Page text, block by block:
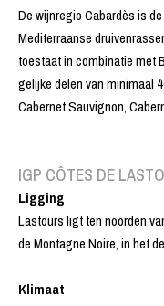
De wijnregio Cabardès is
Mediterraanse
toestaat in combinatie met
gelijke delen van minimaal
Cabernet Sauvignon,
IGP CÔTES DE
Ligging
Lastours ligt ten noorden
de Montagne Noire, in het
Klimaat